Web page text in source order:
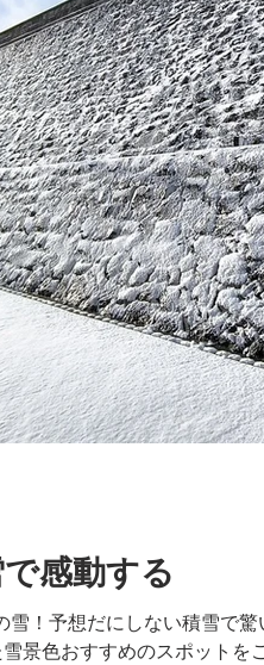
感動する
！予想だにしない積雪で
景色おすすめのスポットを